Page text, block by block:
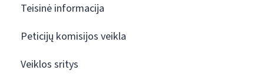
Teisinė informacija
Peticijų komisijos veikla
Veiklos sritys